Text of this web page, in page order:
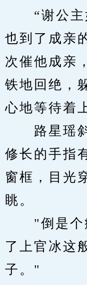
“谢公主
也到了成亲
次催他成亲
铁地回绝，
心地等待着
路星瑶斜
修长的手指
窗框，目光
眺。
"倒是个
了上官冰这
子。"